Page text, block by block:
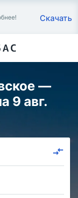
Скачать
—
9 авг.